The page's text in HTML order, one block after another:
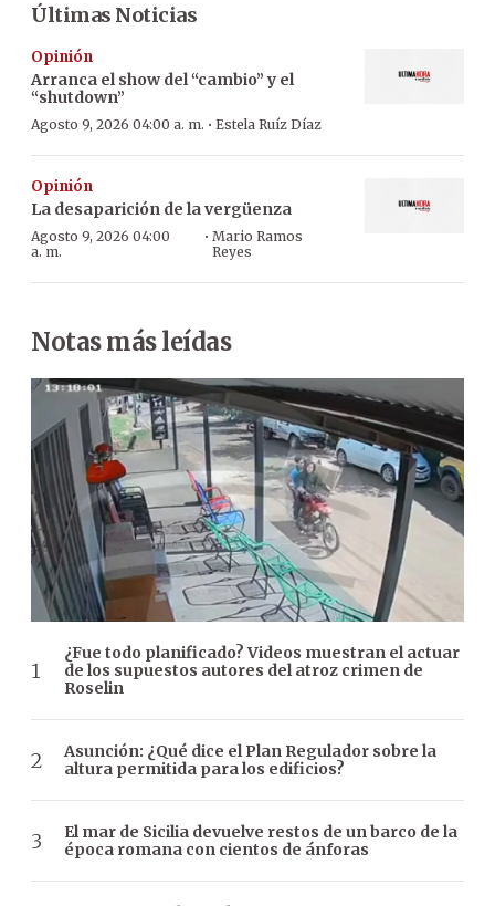
Últimas Noticias
Opinión
Arranca el show del “cambio” y el
“shutdown”
Agosto 9, 2026 04:00 a. m. · Estela Ruíz Díaz
Opinión
La desaparición de la vergüenza
Agosto 9, 2026 04:00
a. m.
· Mario Ramos
Reyes
Notas más leídas
¿Fue todo planificado? Videos muestran el actuar
de los supuestos autores del atroz crimen de
Roselin
Asunción: ¿Qué dice el Plan Regulador sobre la
altura permitida para los edificios?
El mar de Sicilia devuelve restos de un barco de la
época romana con cientos de ánforas